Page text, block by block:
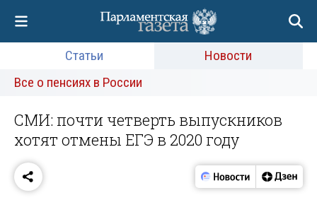
Статьи
Новости
Все о пенсиях в России
СМИ: почти четверть выпускников
хотят отмены ЕГЭ в 2020 году